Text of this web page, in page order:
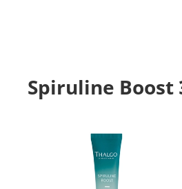
Spiruline Boost